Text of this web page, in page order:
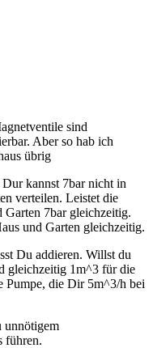
sind
Aber so hab ich
übrig
kannst 7bar nicht in
verteilen. Leistet die
Garten 7bar gleichzeitig.
und Garten gleichzeitig.
Du addieren. Willst du
gleichzeitig 1m^3 für die
Pumpe, die Dir 5m^3/h bei
unnötigem
führen.